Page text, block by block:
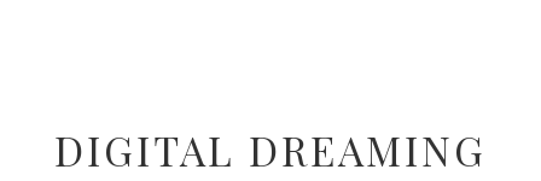
DIGITAL DREAMING